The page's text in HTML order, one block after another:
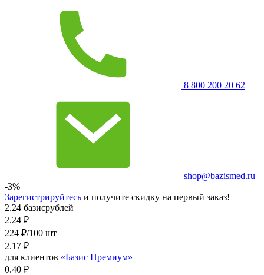
8 800 200 20 62
shop@bazismed.ru
-3%
Зарегистрируйтесь и получите скидку на первый заказ!
2.24 базисрублей
2.24 ₽
224 ₽/100 шт
2.17 ₽
для клиентов «Базис Премиум»
0.40 ₽